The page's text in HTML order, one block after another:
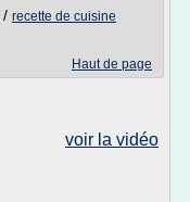
/ recette de cuisine
Haut de page
voir la vidéo